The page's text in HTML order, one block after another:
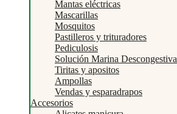
Mantas eléctricas
Mascarillas
Mosquitos
Pastilleros y trituradores
Pediculosis
Solución Marina Descongestiva
Tiritas y apositos
Ampollas
Vendas y esparadrapos
Accesorios